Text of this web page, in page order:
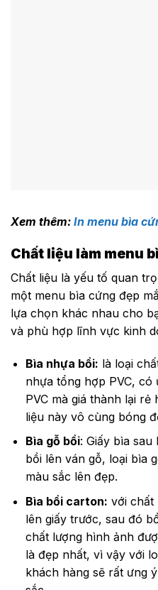
Xem thêm: In menu bìa
Chất liệu làm menu
Chất liệu là yếu tố quan
một menu bìa cứng đẹp
lựa chọn khác nhau cho
và phù hợp lĩnh vực kinh
Bìa nhựa bồi: là loại
nhựa tổng hợp PVC,
PVC mà giá thành lại
liệu này vô cùng bóng
Bìa gỗ bồi: Giấy bìa
bồi lên ván gỗ, loại bìa
màu sắc lên đẹp.
Bìa bồi carton: với chất
lên giấy trước, sau đó
chất lượng hình ảnh
là đẹp nhất, vì vậy với
khách hàng sẽ rất ưng